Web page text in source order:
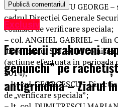
– cpt. DAMUREANU GEORGE
cadrul Directiei Generale
comisiei de verificare speciala;
– col. ANGHEL GABRIEL –
directorului SRI, seful comisiei
(actiune efectuata in perioada
2014);
– lt. col. GEORGESCU –
de „verificare speciala”;
Exclusiv
Fermierii prahoveni
genunchi” pe
antigrindină – Ziarul